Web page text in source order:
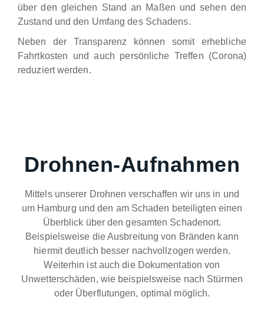
über den gleichen Stand an Maßen und sehen den
Zustand und den Umfang des Schadens.
Neben der Transparenz können somit erhebliche
Fahrtkosten und auch persönliche Treffen (Corona)
reduziert werden.
Drohnen-Aufnahmen
Mittels unserer Drohnen verschaffen wir uns in und
um Hamburg und den am Schaden beteiligten einen
Überblick über den gesamten Schadenort.
Beispielsweise die Ausbreitung von Bränden kann
hiermit deutlich besser nachvollzogen werden.
Weiterhin ist auch die Dokumentation von
Unwetterschäden, wie beispielsweise nach Stürmen
oder Überflutungen, optimal möglich.